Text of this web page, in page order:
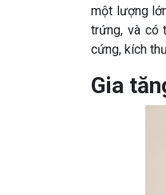
một lượng
trứng, và có
cứng, kích
Gia